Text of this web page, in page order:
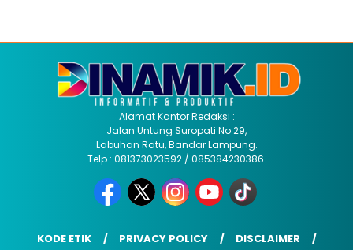
Alamat Kantor Redaksi :
Jalan Untung Suropati No 29,
Labuhan Ratu, Bandar Lampung.
Telp : 081373023592 / 085384230386.
KODE ETIK PRIVACY POLICY DISCLAIMER